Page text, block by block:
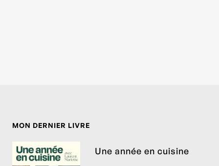
MON DERNIER LIVRE
Une année en cuisine